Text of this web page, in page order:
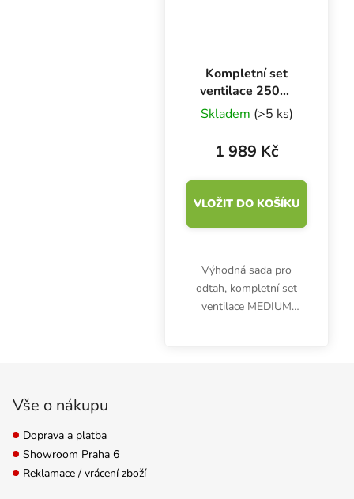
Kompletní set
ventilace 250W
MEDIUM - Ø 100
mm, odtah 200
m3/h
Skladem (>5 ks)
1 989 Kč
VLOŽIT DO KOŠÍKU
Výhodná sada pro
odtah, kompletní set
ventilace MEDIUM
Vše o nákupu
Doprava a platba
Showroom Praha 6
Reklamace / vrácení zboží